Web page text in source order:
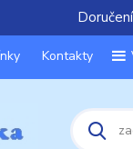
Kontakty